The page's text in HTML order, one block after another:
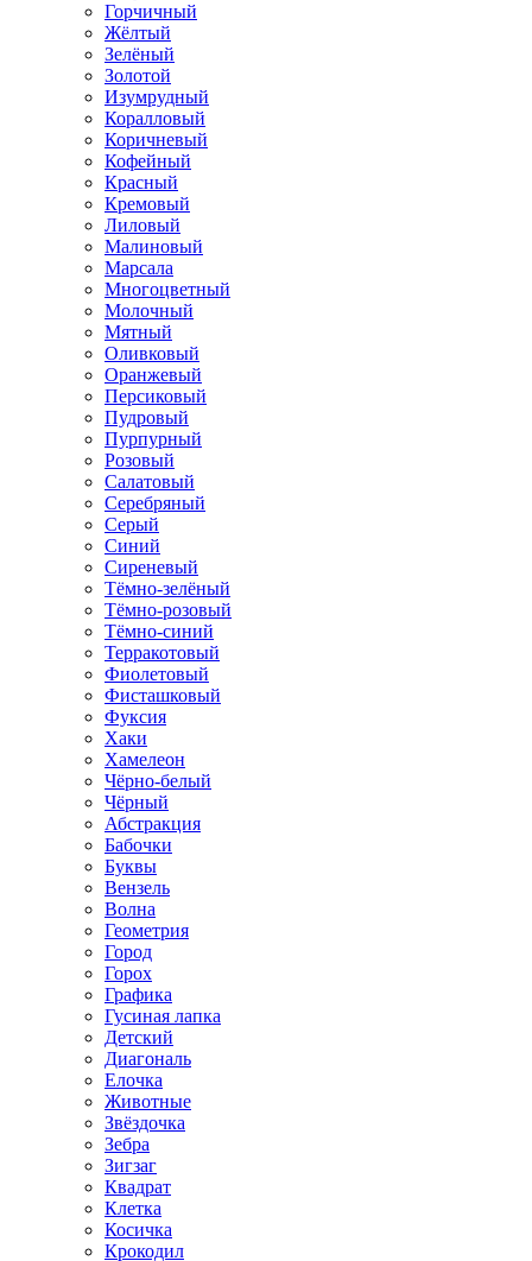
Горчичный
Жёлтый
Зелёный
Золотой
Изумрудный
Коралловый
Коричневый
Кофейный
Красный
Кремовый
Лиловый
Малиновый
Марсала
Многоцветный
Молочный
Мятный
Оливковый
Оранжевый
Персиковый
Пудровый
Пурпурный
Розовый
Салатовый
Серебряный
Серый
Синий
Сиреневый
Тёмно-зелёный
Тёмно-розовый
Тёмно-синий
Терракотовый
Фиолетовый
Фисташковый
Фуксия
Хаки
Хамелеон
Чёрно-белый
Чёрный
Абстракция
Бабочки
Буквы
Вензель
Волна
Геометрия
Город
Горох
Графика
Гусиная лапка
Детский
Диагональ
Елочка
Животные
Звёздочка
Зебра
Зигзаг
Квадрат
Клетка
Косичка
Крокодил